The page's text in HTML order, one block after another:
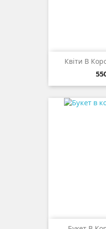
Квіти В